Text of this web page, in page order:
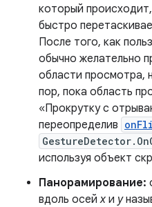
который
быстро
После того, как
обычно желательно
области просмотра,
пор, пока область
«Прокрутку с
переопределив
используя объект
Панорамирование:
вдоль осейx и y